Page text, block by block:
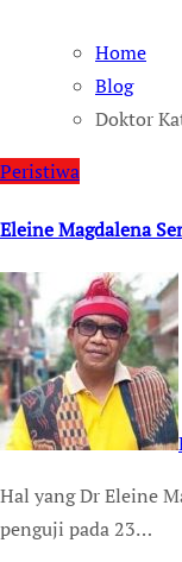
Home
Blog
Doktor
Peristiwa
Eleine Magdalena
Hal yang Dr Eleine Magdalena Sengkey paling syukuri usai berhasil mempertahankan disertasinya di hadapan para
penguji pada 23…